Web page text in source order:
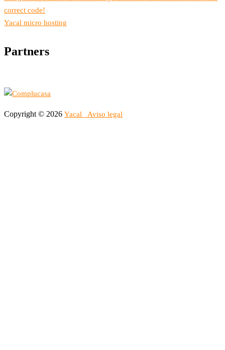
correct code!
Yacal micro hosting
Partners
Copyright © 2026 Yacal Aviso legal